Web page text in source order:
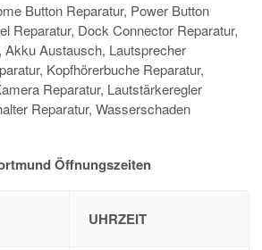
Button Reparatur, Power Button
Reparatur, Dock Connector Reparatur,
Akku Austausch, Lautsprecher
Kopfhörerbuche Reparatur,
Reparatur, Lautstärkeregler
Reparatur, Wasserschaden
Öffnungszeiten
UHRZEIT